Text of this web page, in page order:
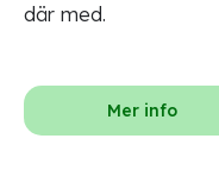
där med.
Mer info